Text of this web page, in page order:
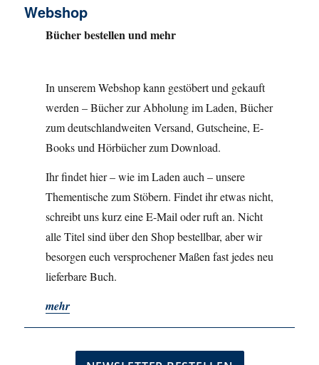
Webshop
Bücher bestellen und mehr
In unserem Webshop kann gestöbert und gekauft
werden – Bücher zur Abholung im Laden, Bücher
zum deutschlandweiten Versand, Gutscheine, E-
Books und Hörbücher zum Download.
Ihr findet hier – wie im Laden auch – unsere
Thementische zum Stöbern. Findet ihr etwas nicht,
schreibt uns kurz eine E-Mail oder ruft an. Nicht
alle Titel sind über den Shop bestellbar, aber wir
besorgen euch versprochener Maßen fast jedes neu
lieferbare Buch.
mehr